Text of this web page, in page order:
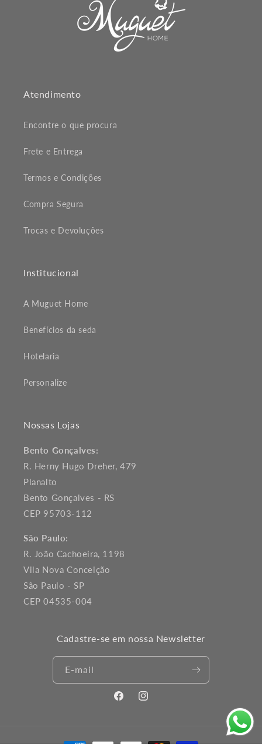
Atendimento
Encontre o que procura
Frete e Entrega
Termos e Condições
Compra Segura
Trocas e Devoluções
Institucional
A Muguet Home
Benefícios da seda
Hotelaria
Personalize
Nossas Lojas
Bento Gonçalves:
R. Herny Hugo Dreher, 479
Planalto
Bento Gonçalves - RS
CEP 95703-112
São Paulo:
R. João Cachoeira, 1198
Vila Nova Conceição
São Paulo - SP
CEP 04535-004
Cadastre-se em nossa Newsletter
E-mail
FacebookInstagram
Formas